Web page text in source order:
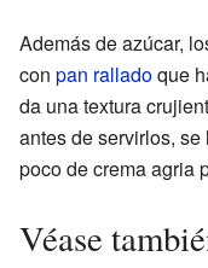
Además de azúcar,
con pan ralladoque
da una textura
antes de servirlos,
poco de crema agria
Véase